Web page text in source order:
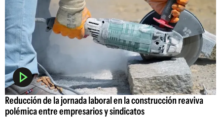
Reducción de la jornada laboral en la construcción reaviva
polémica entre empresarios y sindicatos